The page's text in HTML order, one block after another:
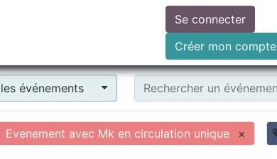
Faire un don
Se connecter
Créer mon compte
événements
Evenement avec Mk en circulation unique ×